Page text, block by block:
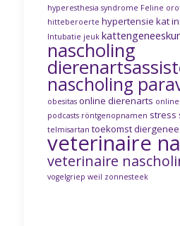
hyperesthesia syndrome Feline
hitteberoerte hypertensie kat
Intubatie jeuk
nascholing
nascholing
obesitas online dierenarts
podcasts röntgenopnamen stress
telmisartan toekomst
veterinaire
veterinaire
vogelgriep weil zonnesteek